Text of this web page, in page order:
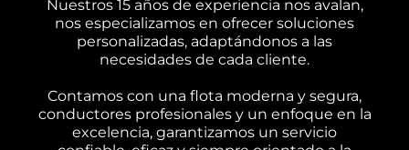
Nuestros 15 años de experiencia nos avalan,
nos especializamos en ofrecer soluciones
personalizadas, adaptándonos a las
necesidades de cada cliente.
Contamos con una flota moderna y segura,
conductores profesionales y un enfoque en la
excelencia, garantizamos un servicio